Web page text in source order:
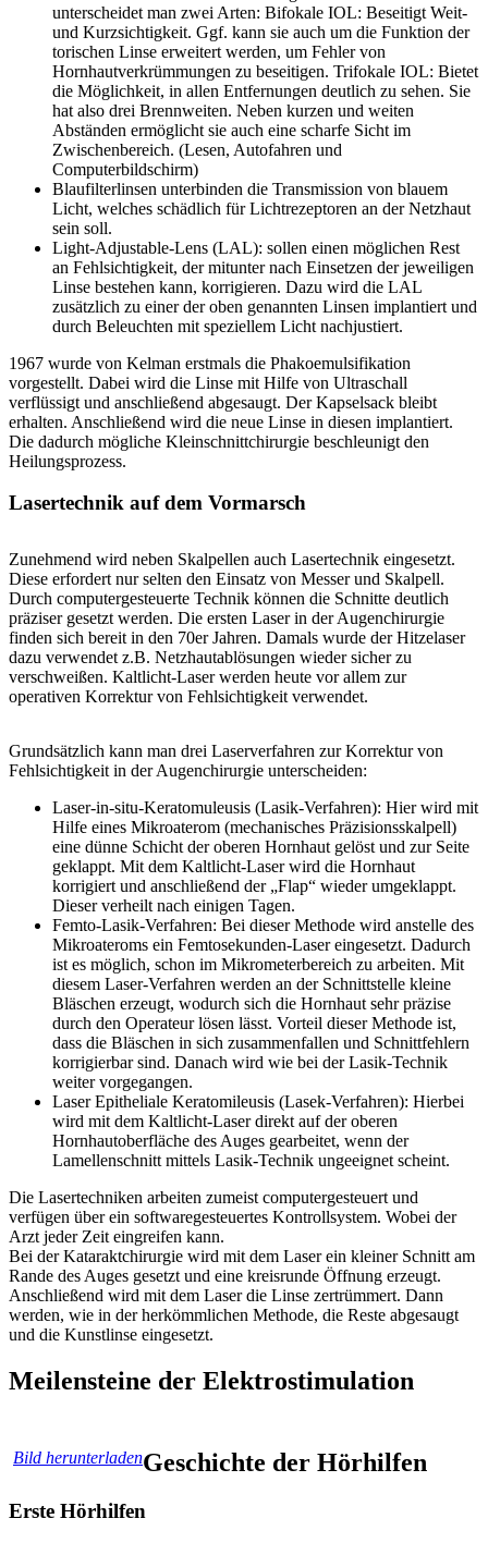
unterscheidet man zwei Arten: Bifokale IOL: Beseitigt Weit-
und Kurzsichtigkeit. Ggf. kann sie auch um die Funktion der
torischen Linse erweitert werden, um Fehler von
Hornhautverkrümmungen zu beseitigen. Trifokale IOL: Bietet
die Möglichkeit, in allen Entfernungen deutlich zu sehen. Sie
hat also drei Brennweiten. Neben kurzen und weiten
Abständen ermöglicht sie auch eine scharfe Sicht im
Zwischenbereich. (Lesen, Autofahren und
Computerbildschirm)
Blaufilterlinsen unterbinden die Transmission von blauem
Licht, welches schädlich für Lichtrezeptoren an der Netzhaut
sein soll.
Light-Adjustable-Lens (LAL): sollen einen möglichen Rest
an Fehlsichtigkeit, der mitunter nach Einsetzen der jeweiligen
Linse bestehen kann, korrigieren. Dazu wird die LAL
zusätzlich zu einer der oben genannten Linsen implantiert und
durch Beleuchten mit speziellem Licht nachjustiert.
1967 wurde von Kelman erstmals die Phakoemulsifikation
vorgestellt. Dabei wird die Linse mit Hilfe von Ultraschall
verflüssigt und anschließend abgesaugt. Der Kapselsack bleibt
erhalten. Anschließend wird die neue Linse in diesen implantiert.
Die dadurch mögliche Kleinschnittchirurgie beschleunigt den
Heilungsprozess.
Lasertechnik auf dem Vormarsch
Zunehmend wird neben Skalpellen auch Lasertechnik eingesetzt.
Diese erfordert nur selten den Einsatz von Messer und Skalpell.
Durch computergesteuerte Technik können die Schnitte deutlich
präziser gesetzt werden. Die ersten Laser in der Augenchirurgie
finden sich bereit in den 70er Jahren. Damals wurde der Hitzelaser
dazu verwendet z.B. Netzhautablösungen wieder sicher zu
verschweißen. Kaltlicht-Laser werden heute vor allem zur
operativen Korrektur von Fehlsichtigkeit verwendet.
Grundsätzlich kann man drei Laserverfahren zur Korrektur von
Fehlsichtigkeit in der Augenchirurgie unterscheiden:
Laser-in-situ-Keratomuleusis (Lasik-Verfahren): Hier wird mit
Hilfe eines Mikroaterom (mechanisches Präzisionsskalpell)
eine dünne Schicht der oberen Hornhaut gelöst und zur Seite
geklappt. Mit dem Kaltlicht-Laser wird die Hornhaut
korrigiert und anschließend der „Flap“ wieder umgeklappt.
Dieser verheilt nach einigen Tagen.
Femto-Lasik-Verfahren: Bei dieser Methode wird anstelle des
Mikroateroms ein Femtosekunden-Laser eingesetzt. Dadurch
ist es möglich, schon im Mikrometerbereich zu arbeiten. Mit
diesem Laser-Verfahren werden an der Schnittstelle kleine
Bläschen erzeugt, wodurch sich die Hornhaut sehr präzise
durch den Operateur lösen lässt. Vorteil dieser Methode ist,
dass die Bläschen in sich zusammenfallen und Schnittfehlern
korrigierbar sind. Danach wird wie bei der Lasik-Technik
weiter vorgegangen.
Laser Epitheliale Keratomileusis (Lasek-Verfahren): Hierbei
wird mit dem Kaltlicht-Laser direkt auf der oberen
Hornhautoberfläche des Auges gearbeitet, wenn der
Lamellenschnitt mittels Lasik-Technik ungeeignet scheint.
Die Lasertechniken arbeiten zumeist computergesteuert und
verfügen über ein softwaregesteuertes Kontrollsystem. Wobei der
Arzt jeder Zeit eingreifen kann.
Bei der Kataraktchirurgie wird mit dem Laser ein kleiner Schnitt am
Rande des Auges gesetzt und eine kreisrunde Öffnung erzeugt.
Anschließend wird mit dem Laser die Linse zertrümmert. Dann
werden, wie in der herkömmlichen Methode, die Reste abgesaugt
und die Kunstlinse eingesetzt.
Meilensteine der Elektrostimulation
Bild herunterladenGeschichte der Hörhilfen
Erste Hörhilfen